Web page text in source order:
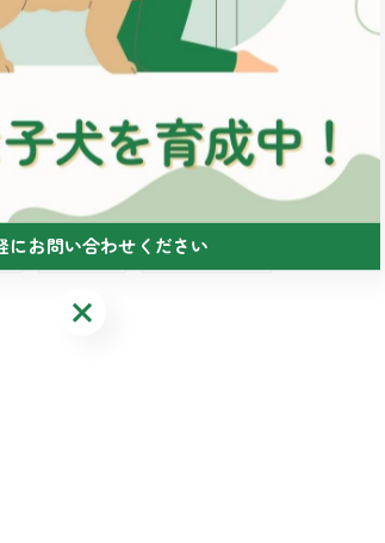
一覧に戻る
関連タグ
#宮若市 #ブリーダー
にお問い合わせください
にお問い合わせください